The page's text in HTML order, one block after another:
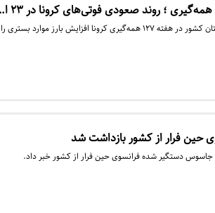
موج هفتم کرونا در حال پیشروی است و ۳۰ استان کشور در هفته ۱۲۷ همه‌گیری کرونا افزایش بارز موارد بستری را
حین فرار از کشور بازداشت شد
جاسوس دستگیر شده فرانسوی حین فرار از کشور خبر داد.